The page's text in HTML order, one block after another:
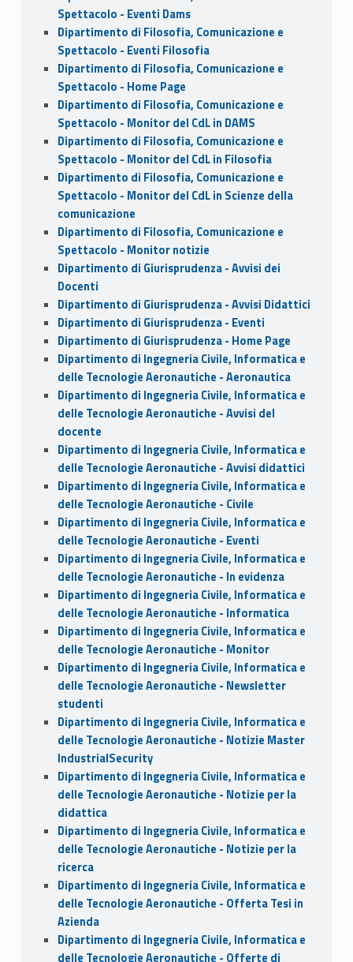
Spettacolo - Eventi Dams
Dipartimento di Filosofia, Comunicazione e
Spettacolo - Eventi Filosofia
Dipartimento di Filosofia, Comunicazione e
Spettacolo - Home Page
Dipartimento di Filosofia, Comunicazione e
Spettacolo - Monitor del CdL in DAMS
Dipartimento di Filosofia, Comunicazione e
Spettacolo - Monitor del CdL in Filosofia
Dipartimento di Filosofia, Comunicazione e
Spettacolo - Monitor del CdL in Scienze della
comunicazione
Dipartimento di Filosofia, Comunicazione e
Spettacolo - Monitor notizie
Dipartimento di Giurisprudenza - Avvisi dei
Docenti
Dipartimento di Giurisprudenza - Avvisi Didattici
Dipartimento di Giurisprudenza - Eventi
Dipartimento di Giurisprudenza - Home Page
Dipartimento di Ingegneria Civile, Informatica e
delle Tecnologie Aeronautiche - Aeronautica
Dipartimento di Ingegneria Civile, Informatica e
delle Tecnologie Aeronautiche - Avvisi del
docente
Dipartimento di Ingegneria Civile, Informatica e
delle Tecnologie Aeronautiche - Avvisi didattici
Dipartimento di Ingegneria Civile, Informatica e
delle Tecnologie Aeronautiche - Civile
Dipartimento di Ingegneria Civile, Informatica e
delle Tecnologie Aeronautiche - Eventi
Dipartimento di Ingegneria Civile, Informatica e
delle Tecnologie Aeronautiche - In evidenza
Dipartimento di Ingegneria Civile, Informatica e
delle Tecnologie Aeronautiche - Informatica
Dipartimento di Ingegneria Civile, Informatica e
delle Tecnologie Aeronautiche - Monitor
Dipartimento di Ingegneria Civile, Informatica e
delle Tecnologie Aeronautiche - Newsletter
studenti
Dipartimento di Ingegneria Civile, Informatica e
delle Tecnologie Aeronautiche - Notizie Master
IndustrialSecurity
Dipartimento di Ingegneria Civile, Informatica e
delle Tecnologie Aeronautiche - Notizie per la
didattica
Dipartimento di Ingegneria Civile, Informatica e
delle Tecnologie Aeronautiche - Notizie per la
ricerca
Dipartimento di Ingegneria Civile, Informatica e
delle Tecnologie Aeronautiche - Offerta Tesi in
Azienda
Dipartimento di Ingegneria Civile, Informatica e
delle Tecnologie Aeronautiche - Offerte di